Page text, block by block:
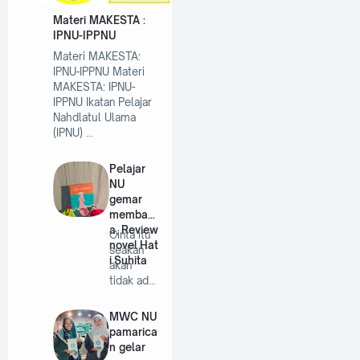
Materi MAKESTA :
IPNU-IPPNU
Materi MAKESTA:
IPNU-IPPNU Materi
MAKESTA: IPNU-
IPPNU Ikatan Pelajar
Nahdlatul Ulama
(IPNU) …
Pelajar
NU
gemar
membac
a, Review
novel Hat
i Suhita
Cinta itu
seakan
akan
tidak ada
untuk di…
MWC NU
pamarica
n gelar